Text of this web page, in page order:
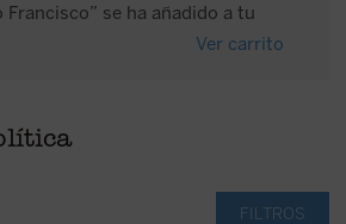
Francisco” se ha añadido a tu
Ver carrito
FILTROS